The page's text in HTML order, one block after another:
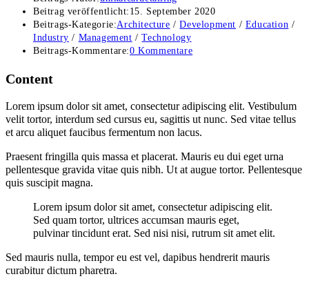
Beitrag veröffentlicht: 15. September 2020
Beitrags-Kategorie:Architecture / Development / Education /
Industry / Management / Technology
Beitrags-Kommentare:0 Kommentare
Content
Lorem ipsum dolor sit amet, consectetur adipiscing elit. Vestibulum
velit tortor, interdum sed cursus eu, sagittis ut nunc. Sed vitae tellus
et arcu aliquet faucibus fermentum non lacus.
Praesent fringilla quis massa et placerat. Mauris eu dui eget urna
pellentesque gravida vitae quis nibh. Ut at augue tortor. Pellentesque
quis suscipit magna.
Lorem ipsum dolor sit amet, consectetur adipiscing elit.
Sed quam tortor, ultrices accumsan mauris eget,
pulvinar tincidunt erat. Sed nisi nisi, rutrum sit amet elit.
Sed mauris nulla, tempor eu est vel, dapibus hendrerit mauris
curabitur dictum pharetra.